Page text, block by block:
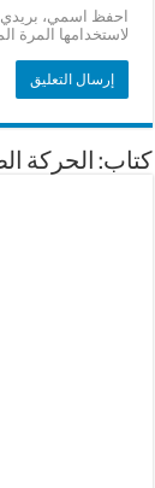
احفظ اسمي، بريدي
لاستخدامها المرة
كتاب: الحركة